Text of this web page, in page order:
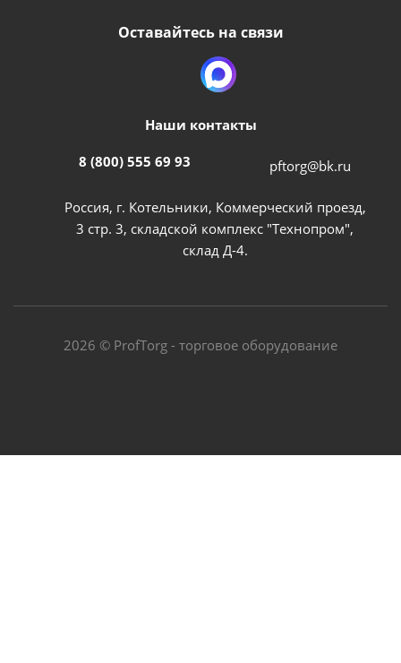
Оставайтесь на связи
Наши контакты
8 (800) 555 69 93 pftorg@bk.ru
Россия, г. Котельники, Коммерческий проезд,
3 стр. 3, складской комплекс "Технопром",
склад Д-4.
2026 © ProfTorg - торговое оборудование